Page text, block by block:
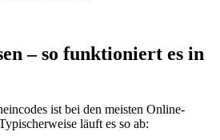
– so funktioniert es in
ist bei den meisten Online-
läuft es so ab: